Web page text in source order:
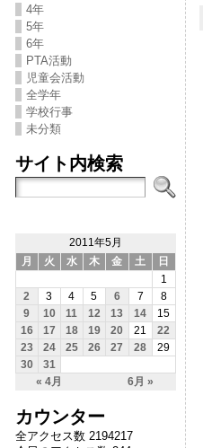
4年
5年
6年
PTA活動
児童会活動
全学年
学校行事
未分類
サイト内検索
2011年5月
月
火 水 木 金 土 日
« 4月 6月 »
1
2
3 4 5 6 7
8
9
10 11 12 13 14
15
16
17 18 19 20 21
22
23
24 25 26 27 28
29
30
31
カウンター
全アクセス数 2194217